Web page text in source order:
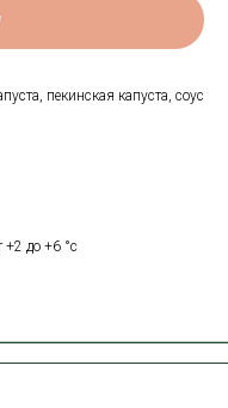
пекинская капуста, соус
до +6 °с